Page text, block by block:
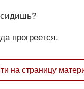
прогреется.
на страницу